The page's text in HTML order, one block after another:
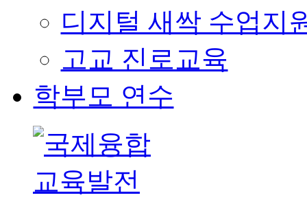
디지털 새싹 수업지
고교 진로교육
학부모 연수